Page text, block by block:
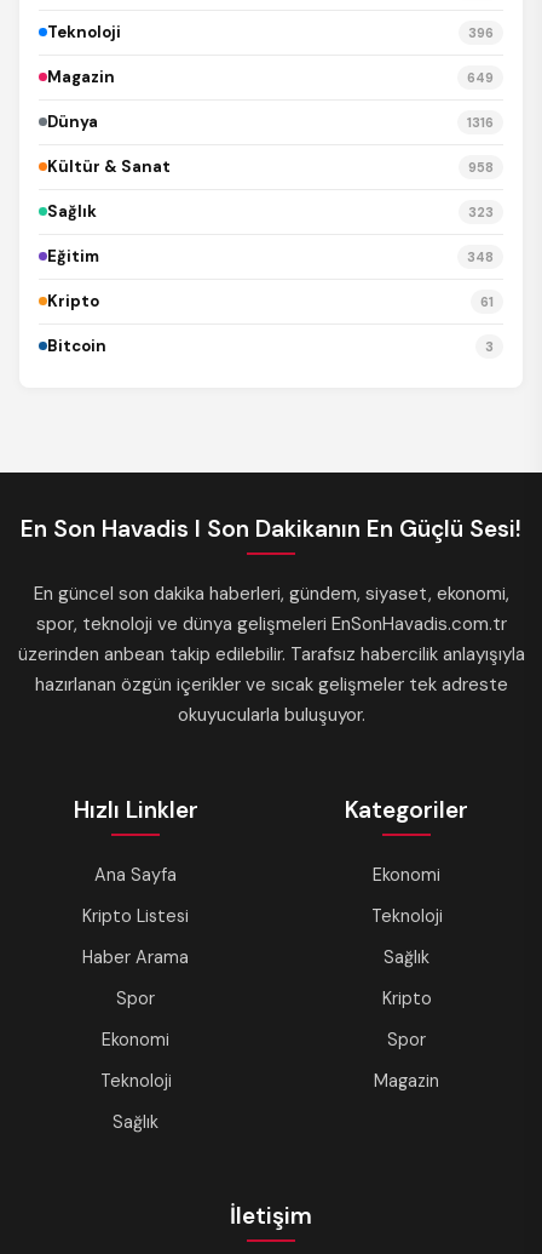
Teknoloji 396
Magazin 649
Dünya 1316
Kültür & Sanat 958
Sağlık 323
Eğitim 348
Kripto 61
Bitcoin 3
En Son Havadis I Son Dakikanın En Güçlü Sesi!
En güncel son dakika haberleri, gündem, siyaset, ekonomi,
spor, teknoloji ve dünya gelişmeleri EnSonHavadis.com.tr
üzerinden anbean takip edilebilir. Tarafsız habercilik anlayışıyla
hazırlanan özgün içerikler ve sıcak gelişmeler tek adreste
okuyucularla buluşuyor.
Hızlı Linkler
Ana Sayfa
Kripto Listesi
Haber Arama
Spor
Ekonomi
Teknoloji
Sağlık
Kategoriler
Ekonomi
Teknoloji
Sağlık
Kripto
Spor
Magazin
İletişim